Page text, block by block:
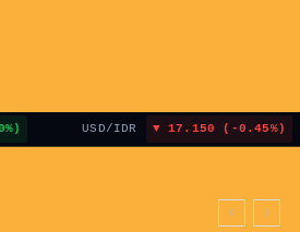
USD/IDR 17.150 (-0.45%)